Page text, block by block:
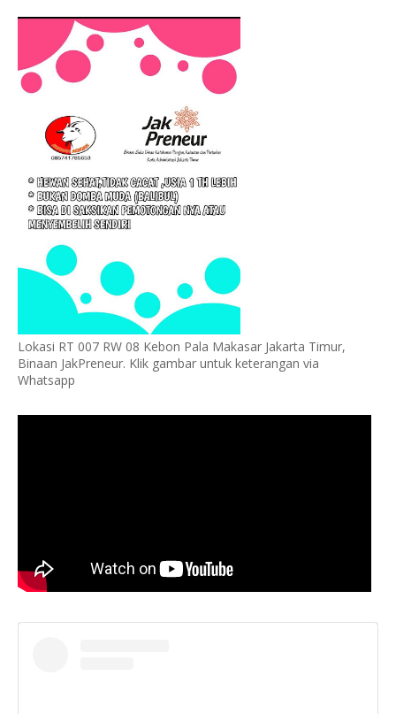
Lokasi RT 007 RW 08 Kebon Pala Makasar Jakarta Timur,
Binaan JakPreneur. Klik gambar untuk keterangan via
Whatsapp